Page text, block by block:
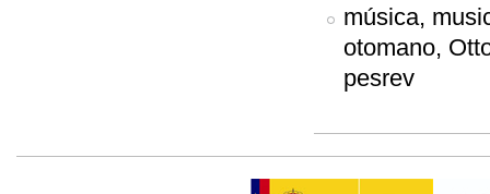
música,
otomano,
pesrev